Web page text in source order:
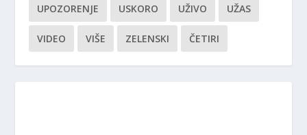
UPOZORENJE USKORO UŽIVO UŽAS
VIDEO VIŠE ZELENSKI ČETIRI